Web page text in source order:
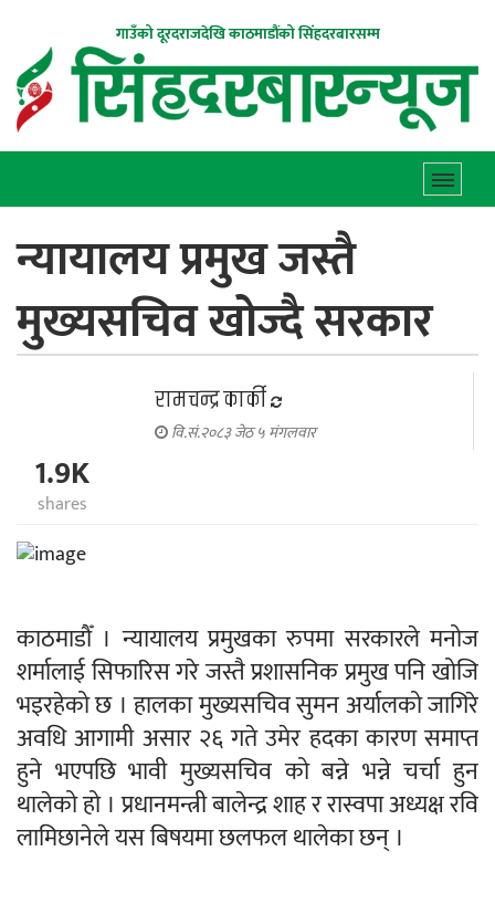
गाउँको दूरदराजदेखि काठमाडौंको सिंहदरबारसम्म
न्यायालय प्रमुख जस्तै
मुख्यसचिव खोज्दै सरकार
रामचन्द्र कार्की
वि.सं.२०८३ जेठ ५ मंगलवार
1.9K
shares
काठमाडौँ । न्यायालय प्रमुखका रुपमा सरकारले मनोज
शर्मालाई सिफारिस गरे जस्तै प्रशासनिक प्रमुख पनि खोजि
भइरहेको छ । हालका मुख्यसचिव सुमन अर्यालको जागिरे
अवधि आगामी असार २६ गते उमेर हदका कारण समाप्त
हुने भएपछि भावी मुख्यसचिव को बन्ने भन्ने चर्चा हुन
थालेको हो । प्रधानमन्त्री बालेन्द्र शाह र रास्वपा अध्यक्ष रवि
लामिछानेले यस बिषयमा छलफल थालेका छन् ।